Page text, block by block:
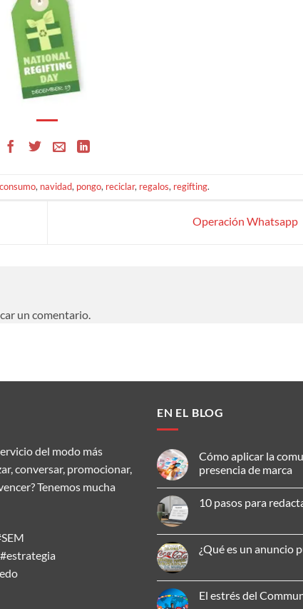
consumo, navidad, pongo, reciclar, regalos, regifting.
Operación Whatsapp
un comentario.
del modo más
conversar, promocionar,
Tenemos mucha
EN EL BLOG
Cómo aplicar la
presencia de marca
comentarios
comunicación
omnicanal
presencia
10 pasos para
comentarios
en
10
redactar
un
artículo
¿Qué es un anuncio
comentarios
en
¿Qué
El estrés del